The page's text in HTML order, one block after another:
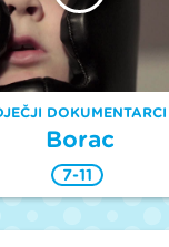
DOKUMENTARCI
Borac
7-11